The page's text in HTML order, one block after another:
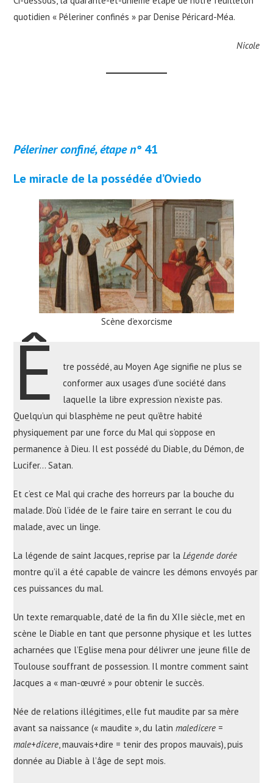
quotidien « Péleriner confinés » par Denise Péricard-Méa.
Nicole
Péleriner confiné, étape n° 41
Le miracle de la possédée d’Oviedo
Scène d’exorcisme
Ê
tre possédé, au Moyen Age signifie ne plus se
conformer aux usages d’une société dans
laquelle la libre expression n’existe pas.
Quelqu’un qui blasphème ne peut qu’être habité
physiquement par une force du Mal qui s’oppose en
permanence à Dieu. Il est possédé du Diable, du Démon, de
Lucifer… Satan.
Et c’est ce Mal qui crache des horreurs par la bouche du
malade. D’où l’idée de le faire taire en serrant le cou du
malade, avec un linge.
La légende de saint Jacques, reprise par laLégende dorée
montre qu’il a été capable de vaincre les démons envoyés par
ces puissances du mal.
Un texte remarquable, daté de la fin du XIIe siècle, met en
scène le Diable en tant que personne physique et les luttes
acharnées que l’Eglise mena pour délivrer une jeune fille de
Toulouse souffrant de possession. Il montre comment saint
Jacques a « man-œuvré » pour obtenir le succès.
Née de relations illégitimes, elle fut maudite par sa mère
avant sa naissance (« maudite », du latinmaledicere =
male+dicere, mauvais+dire = tenir des propos mauvais), puis
donnée au Diable à l’âge de sept mois.